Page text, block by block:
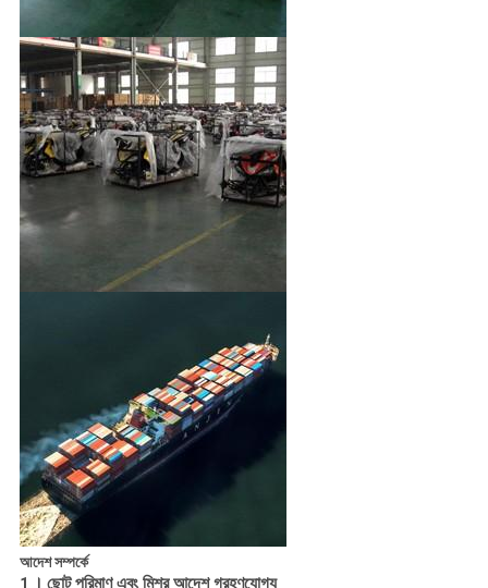
আদেশ সম্পর্কে
1
। ছোট পরিমাণ এবং মিশ্র আদেশ গ্রহণযোগ্য